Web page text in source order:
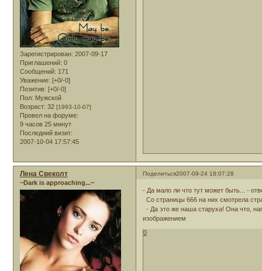
Зарегистрирован: 2007-09-17
Приглашений: 0
Сообщений: 171
Уважение: [+0/-0]
Позитив: [+0/-0]
Пол: Мужской
Возраст: 32 [1993-10-07]
Провел на форуме:
9 часов 25 минут
Последний визит:
2007-10-04 17:57:45
Поделиться2007-09-24 18:07:28
Лена Свеколт
~Dark is approaching...~
- Да мало ли что тут может быть... -
Со страницы 666 на них смотрела
- Да это же наша старуха! Она что,
изображением
0